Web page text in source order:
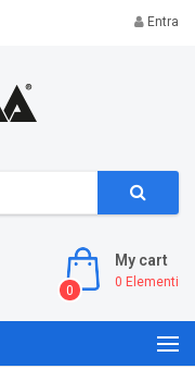
Entra
My cart
0 Elementi
0